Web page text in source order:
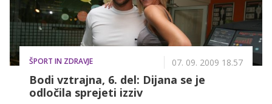
ŠPORT IN ZDRAVJE 07. 09. 2009 18.57
Bodi vztrajna, 6. del: Dijana se je
odločila sprejeti izziv